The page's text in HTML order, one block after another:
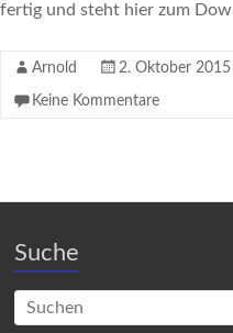
fertig und steht hier zum
Arnold 2. Oktober 2015
Keine Kommentare
Suche